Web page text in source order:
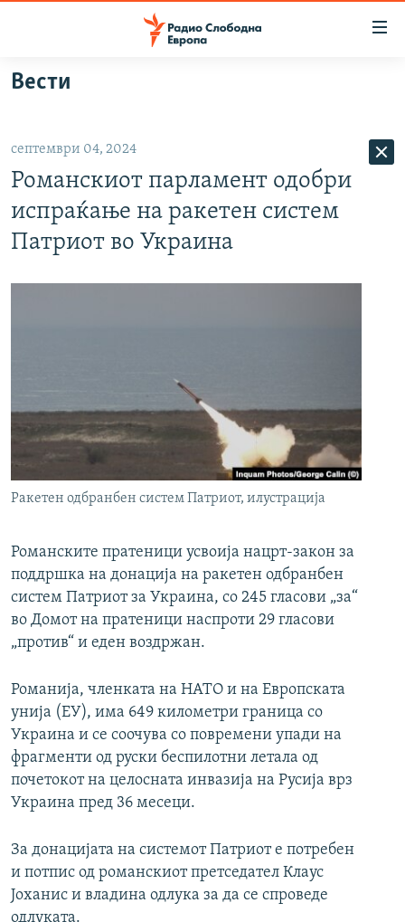
Оди
на
главната
навигација
Премини
на
ВИЗУЕЛНО
ШТО ТРЕБА ДА ЗНАЕТЕ
ПРИЈАВИ СЕ ЗА ЊУЗЛЕТЕР
РСЕ веб страници
Вести
септември 04, 2024
Романскиот парламент одобри
испраќање на ракетен систем
Патриот во Украина
Ракетен одбранбен систем Патриот, илустрација
Романските пратеници усвоија нацрт-закон за
поддршка на донација на ракетен одбранбен
систем Патриот за Украина, со 245 гласови „за“
во Домот на пратеници наспроти 29 гласови
„против“ и еден воздржан.
Романија, членката на НАТО и на Европската
унија (ЕУ), има 649 километри граница со
Украина и се соочува со повремени упади на
фрагменти од руски беспилотни летала од
почетокот на целосната инвазија на Русија врз
Украина пред 36 месеци.
За донацијата на системот Патриот е потребен
и потпис од романскиот претседател Клаус
Јоханис и владина одлука за да се спроведе
одлуката.